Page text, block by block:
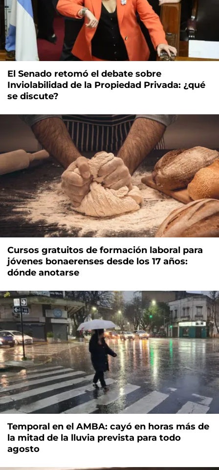
El Senado retomó el debate sobre
Inviolabilidad de la Propiedad Privada: ¿qué
se discute?
Cursos gratuitos de formación laboral para
jóvenes bonaerenses desde los 17 años:
dónde anotarse
Temporal en el AMBA: cayó en horas más de
la mitad de la lluvia prevista para todo
agosto